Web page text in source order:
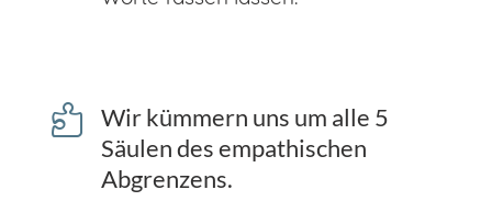

Wir kümmern uns um alle 5
Säulen des empathischen
Abgrenzens.